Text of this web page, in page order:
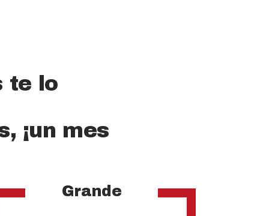
te lo
¡un mes
Grande